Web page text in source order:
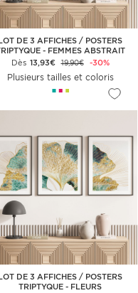
DE 3 AFFICHES / POSTERS
- FEMMES ABSTRAIT
Dès 13,93€ 19,90€ -30%
Plusieurs tailles et coloris
DE 3 AFFICHES / POSTERS
TRIPTYQUE - FLEURS